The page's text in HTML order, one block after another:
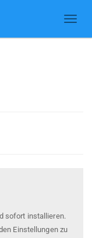
sofort installieren.
Einstellungen zu